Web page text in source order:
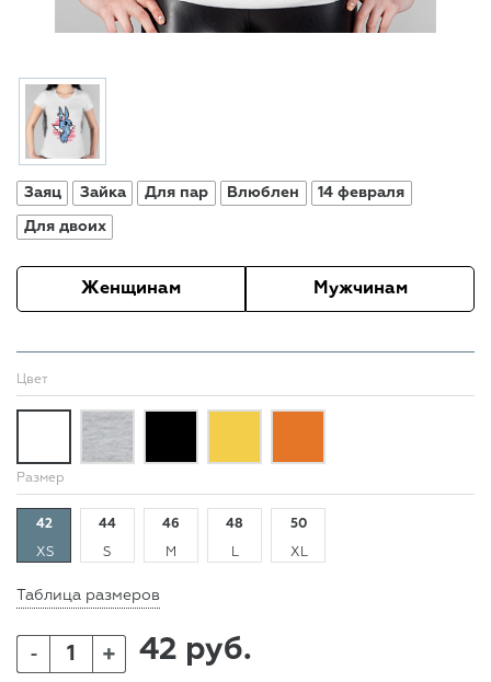
Заяц Зайка Для пар Влюблен 14 февраля
Для двоих
Женщинам Мужчинам
Цвет
Размер
42
XS
44
S
46
M
48
L
50
XL
Таблица размеров
- + 42 руб.